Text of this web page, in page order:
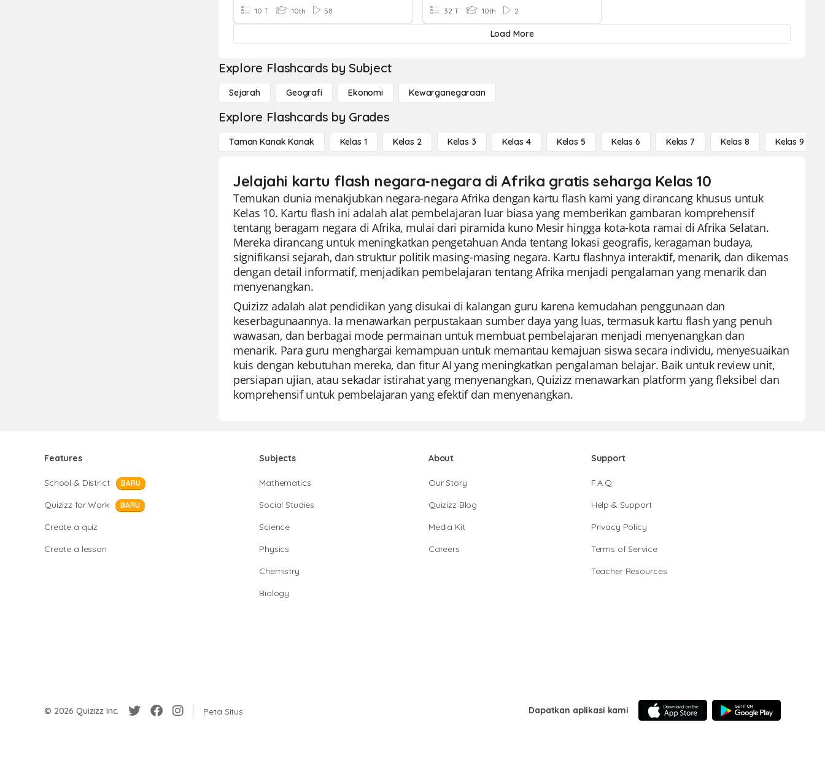
10 T 10th 58 32 T 10th 2
Load More
Explore Flashcards by Subject
Sejarah Geografi Ekonomi Kewarganegaraan
Explore Flashcards by Grades
Taman Kanak Kanak Kelas 1 Kelas 2 Kelas 3 Kelas 4 Kelas 5 Kelas 6 Kelas 7 Kelas 8 Kelas 9
Jelajahi kartu flash negara-negara di Afrika gratis seharga Kelas 10
Temukan dunia menakjubkan negara-negara Afrika dengan kartu flash kami yang dirancang khusus untuk
Kelas 10. Kartu flash ini adalah alat pembelajaran luar biasa yang memberikan gambaran komprehensif
tentang beragam negara di Afrika, mulai dari piramida kuno Mesir hingga kota-kota ramai di Afrika Selatan.
Mereka dirancang untuk meningkatkan pengetahuan Anda tentang lokasi geografis, keragaman budaya,
signifikansi sejarah, dan struktur politik masing-masing negara. Kartu flashnya interaktif, menarik, dan dikemas
dengan detail informatif, menjadikan pembelajaran tentang Afrika menjadi pengalaman yang menarik dan
menyenangkan.
Quizizz adalah alat pendidikan yang disukai di kalangan guru karena kemudahan penggunaan dan
keserbagunaannya. Ia menawarkan perpustakaan sumber daya yang luas, termasuk kartu flash yang penuh
wawasan, dan berbagai mode permainan untuk membuat pembelajaran menjadi menyenangkan dan
menarik. Para guru menghargai kemampuan untuk memantau kemajuan siswa secara individu, menyesuaikan
kuis dengan kebutuhan mereka, dan fitur AI yang meningkatkan pengalaman belajar. Baik untuk review unit,
persiapan ujian, atau sekadar istirahat yang menyenangkan, Quizizz menawarkan platform yang fleksibel dan
komprehensif untuk pembelajaran yang efektif dan menyenangkan.
Features
School & District BARU
Quizizz for Work BARU
Create a quiz
Create a lesson
Subjects
Mathematics
Social Studies
Science
Physics
Chemistry
Biology
About
Our Story
Quizizz Blog
Media Kit
Careers
Support
F.A.Q.
Help & Support
Privacy Policy
Terms of Service
Teacher Resources
© 2026 Quizizz Inc. Peta Situs Dapatkan aplikasi kami